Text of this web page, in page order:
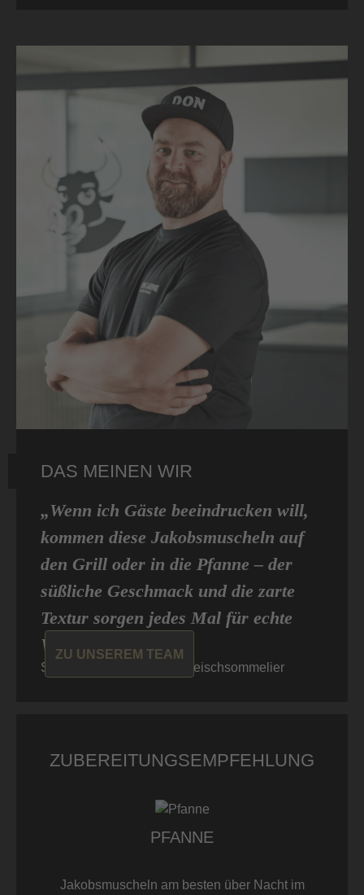
ZU UNSEREM TEAM
DAS MEINEN WIR
„Wenn ich Gäste beeindrucken will,
kommen diese Jakobsmuscheln auf
den Grill oder in die Pfanne – der
süßliche Geschmack und die zarte
Textur sorgen jedes Mal für echte
Wow-Momente.“
Sascha von Don Carne, Fleischsommelier
ZUBEREITUNGSEMPFEHLUNG
PFANNE
Jakobsmuscheln am besten über Nacht im